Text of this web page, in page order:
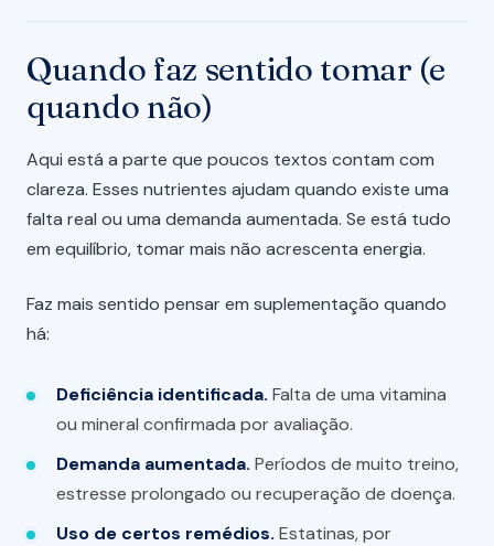
Quando faz sentido tomar (e
quando não)
Aqui está a parte que poucos textos contam com
clareza. Esses nutrientes ajudam quando existe uma
falta real ou uma demanda aumentada. Se está tudo
em equilíbrio, tomar mais não acrescenta energia.
Faz mais sentido pensar em suplementação quando
há:
Deficiência identificada. Falta de uma vitamina
ou mineral confirmada por avaliação.
Demanda aumentada. Períodos de muito treino,
estresse prolongado ou recuperação de doença.
Uso de certos remédios. Estatinas, por